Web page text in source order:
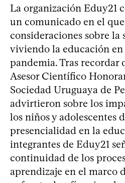
La organización Eduy21
un comunicado en el
consideraciones sobre la
viviendo la educación
pandemia. Tras recordar
Asesor Científico
Sociedad Uruguaya de
advirtieron sobre los
los niños y adolescentes
presencialidad en la
integrantes de Eduy21
continuidad de los
aprendizaje en el marco